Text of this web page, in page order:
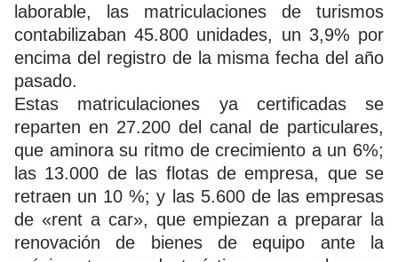
laborable, las matriculaciones de turismos
contabilizaban 45.800 unidades, un 3,9% por
encima del registro de la misma fecha del año
pasado.
Estas matriculaciones ya certificadas se
reparten en 27.200 del canal de particulares,
que aminora su ritmo de crecimiento a un 6%;
las 13.000 de las flotas de empresa, que se
retraen un 10 %; y las 5.600 de las empresas
de «rent a car», que empiezan a preparar la
renovación de bienes de equipo ante la